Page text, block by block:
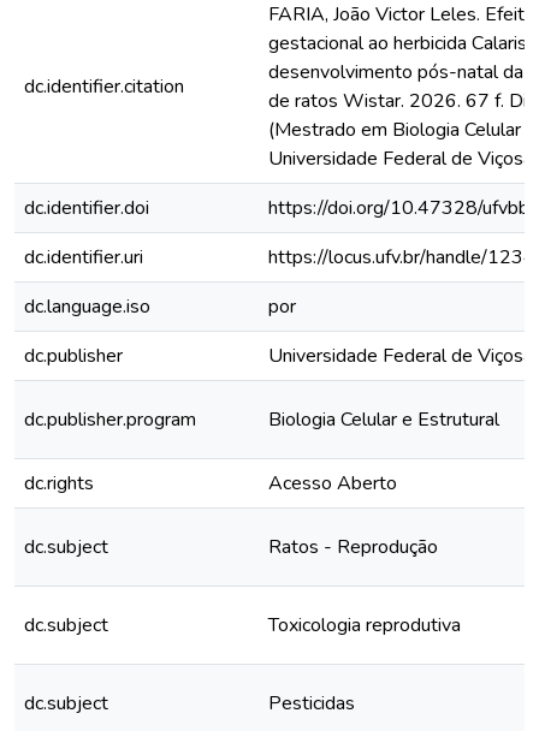
dc.identifier.citation
FARIA, João Victor Leles.
gestacional ao herbicida
desenvolvimento pós-natal da
de ratos Wistar. 2026. 67 f.
(Mestrado em Biologia Celular
Universidade Federal de
dc.identifier.doi
https://doi.org/10.47328/
dc.identifier.uri
https://locus.ufv.br/handle/
dc.language.iso
por
dc.publisher
Universidade Federal de Viçosa
dc.publisher.program Biologia Celular e Estrutural
dc.rights Acesso Aberto
dc.subject Ratos - Reprodução
dc.subject Toxicologia reprodutiva
dc.subject Pesticidas